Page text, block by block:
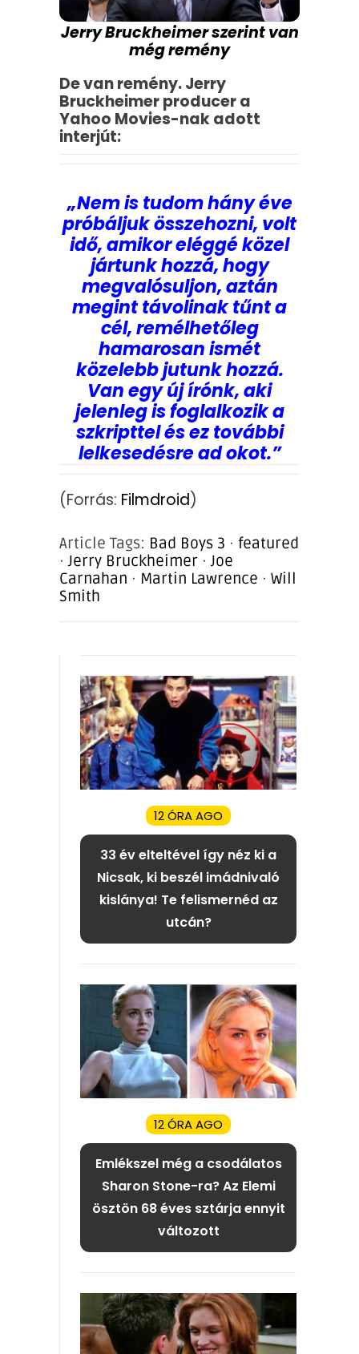
Jerry Bruckheimer szerint van
még remény
De van remény. Jerry
Bruckheimer producer a
Yahoo Movies-nak adott
interjút:
„Nem is tudom hány éve
próbáljuk összehozni, volt
idő, amikor eléggé közel
jártunk hozzá, hogy
megvalósuljon, aztán
megint távolinak tűnt a
cél, remélhetőleg
hamarosan ismét
közelebb jutunk hozzá.
Van egy új írónk, aki
jelenleg is foglalkozik a
szkripttel és ez további
lelkesedésre ad okot.”
(Forrás: Filmdroid)
Article Tags: Bad Boys 3 · featured
· Jerry Bruckheimer · Joe
Carnahan · Martin Lawrence · Will
Smith
12 ÓRA AGO
33 év elteltével így néz ki a
Nicsak, ki beszél imádnivaló
kislánya! Te felismernéd az
utcán?
12 ÓRA AGO
Emlékszel még a csodálatos
Sharon Stone-ra? Az Elemi
ösztön 68 éves sztárja ennyit
változott